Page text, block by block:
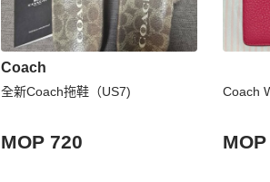
Coach
全新Coach拖鞋（US7)
MOP 720
Coach